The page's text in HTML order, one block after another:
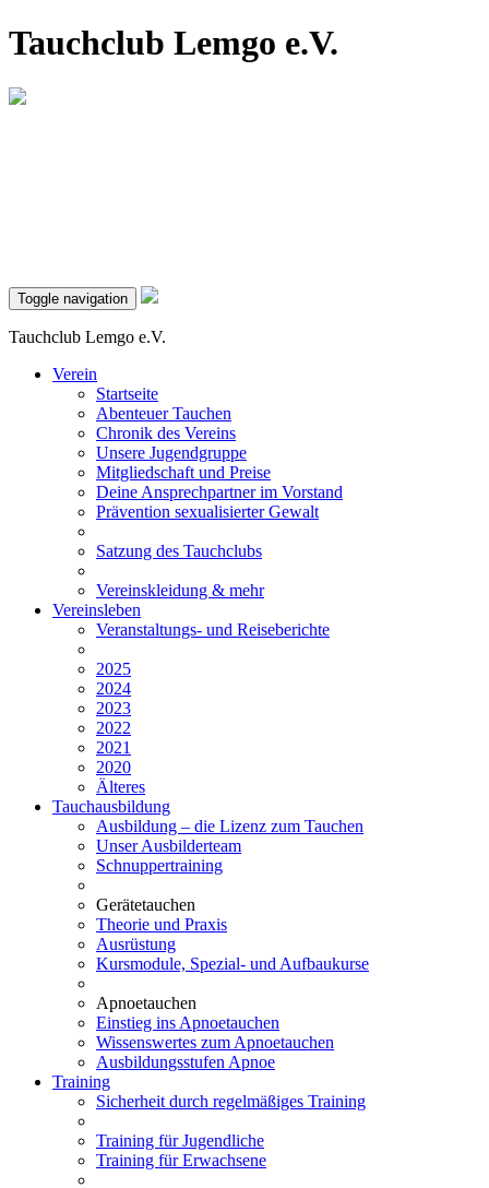
Tauchclub Lemgo e.V.
Toggle navigation
Tauchclub Lemgo e.V.
Verein
Startseite
Abenteuer Tauchen
Chronik des Vereins
Unsere Jugendgruppe
Mitgliedschaft und Preise
Deine Ansprechpartner im Vorstand
Prävention sexualisierter Gewalt
Satzung des Tauchclubs
Vereinskleidung & mehr
Vereinsleben
Veranstaltungs- und Reiseberichte
2025
2024
2023
2022
2021
2020
Älteres
Tauchausbildung
Ausbildung – die Lizenz zum Tauchen
Unser Ausbilderteam
Schnuppertraining
Gerätetauchen
Theorie und Praxis
Ausrüstung
Kursmodule, Spezial- und Aufbaukurse
Apnoetauchen
Einstieg ins Apnoetauchen
Wissenswertes zum Apnoetauchen
Ausbildungsstufen Apnoe
Training
Sicherheit durch regelmäßiges Training
Training für Jugendliche
Training für Erwachsene